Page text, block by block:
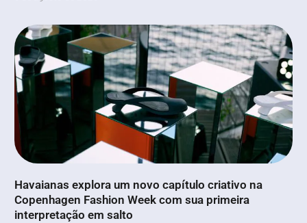
Havaianas explora um novo capítulo criativo na
Copenhagen Fashion Week com sua primeira
interpretação em salto